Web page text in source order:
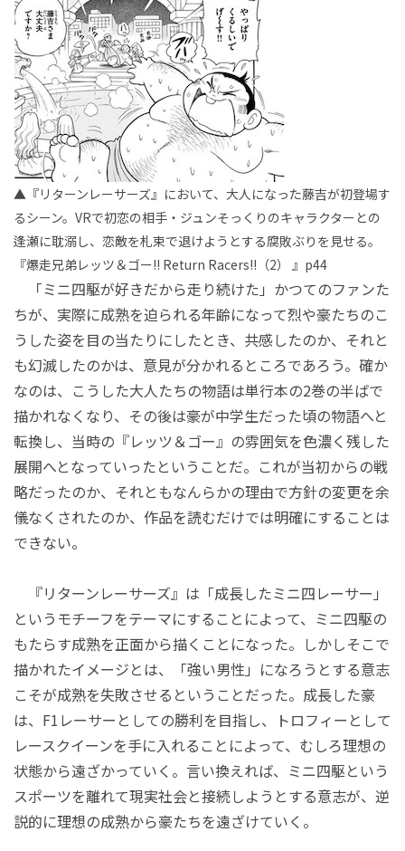
▲『リターンレーサーズ』において、大人になった藤吉が初登場す
るシーン。VRで初恋の相手・ジュンそっくりのキャラクターとの
逢瀬に耽溺し、恋敵を札束で退けようとする腐敗ぶりを見せる。
『爆走兄弟レッツ＆ゴー!! Return Racers!!（2） 』p44
「ミニ四駆が好きだから走り続けた」かつてのファンた
ちが、実際に成熟を迫られる年齢になって烈や豪たちのこ
うした姿を目の当たりにしたとき、共感したのか、それと
も幻滅したのかは、意見が分かれるところであろう。確か
なのは、こうした大人たちの物語は単行本の2巻の半ばで
描かれなくなり、その後は豪が中学生だった頃の物語へと
転換し、当時の『レッツ＆ゴー』の雰囲気を色濃く残した
展開へとなっていったということだ。これが当初からの戦
略だったのか、それともなんらかの理由で方針の変更を余
儀なくされたのか、作品を読むだけでは明確にすることは
できない。
『リターンレーサーズ』は「成長したミニ四レーサー」
というモチーフをテーマにすることによって、ミニ四駆の
もたらす成熟を正面から描くことになった。しかしそこで
描かれたイメージとは、「強い男性」になろうとする意志
こそが成熟を失敗させるということだった。成長した豪
は、F1レーサーとしての勝利を目指し、トロフィーとして
レースクイーンを手に入れることによって、むしろ理想の
状態から遠ざかっていく。言い換えれば、ミニ四駆という
スポーツを離れて現実社会と接続しようとする意志が、逆
説的に理想の成熟から豪たちを遠ざけていく。